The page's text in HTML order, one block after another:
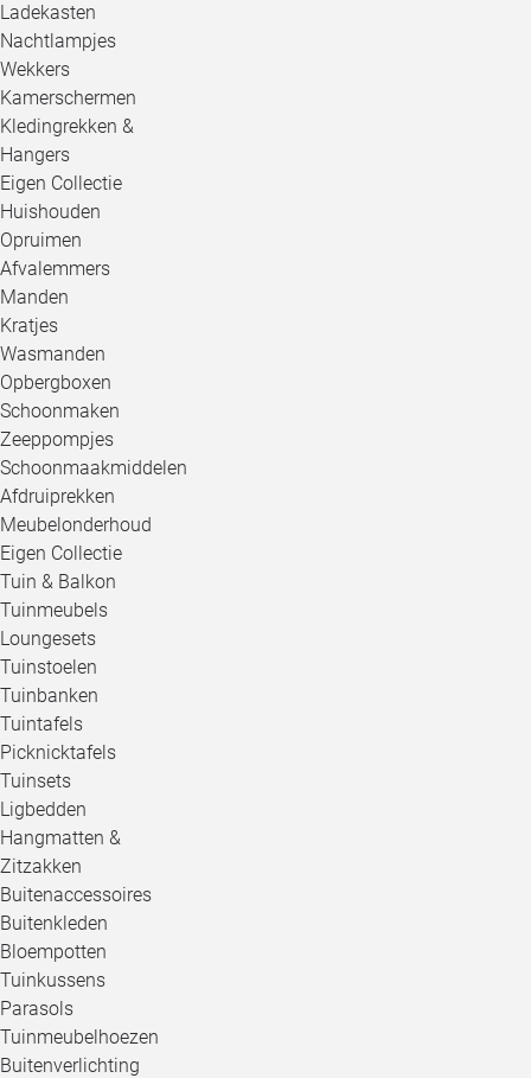
Ladekasten
Nachtlampjes
Wekkers
Kamerschermen
Kledingrekken &
Hangers
Eigen Collectie
Huishouden
Opruimen
Afvalemmers
Manden
Kratjes
Wasmanden
Opbergboxen
Schoonmaken
Zeeppompjes
Schoonmaakmiddelen
Afdruiprekken
Meubelonderhoud
Eigen Collectie
Tuin & Balkon
Tuinmeubels
Loungesets
Tuinstoelen
Tuinbanken
Tuintafels
Picknicktafels
Tuinsets
Ligbedden
Hangmatten &
Zitzakken
Buitenaccessoires
Buitenkleden
Bloempotten
Tuinkussens
Parasols
Tuinmeubelhoezen
Buitenverlichting